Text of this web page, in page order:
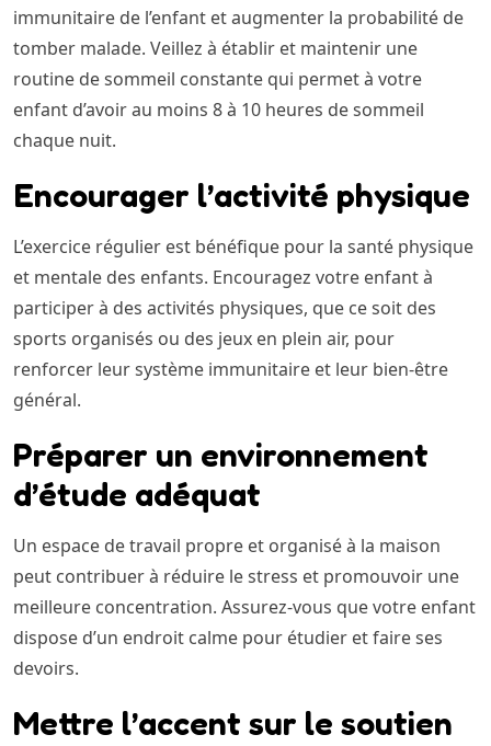
immunitaire de l’enfant et augmenter la probabilité de
tomber malade. Veillez à établir et maintenir une
routine de sommeil constante qui permet à votre
enfant d’avoir au moins 8 à 10 heures de sommeil
chaque nuit.
Encourager l’activité physique
L’exercice régulier est bénéfique pour la santé physique
et mentale des enfants. Encouragez votre enfant à
participer à des activités physiques, que ce soit des
sports organisés ou des jeux en plein air, pour
renforcer leur système immunitaire et leur bien-être
général.
Préparer un environnement
d’étude adéquat
Un espace de travail propre et organisé à la maison
peut contribuer à réduire le stress et promouvoir une
meilleure concentration. Assurez-vous que votre enfant
dispose d’un endroit calme pour étudier et faire ses
devoirs.
Mettre l’accent sur le soutien